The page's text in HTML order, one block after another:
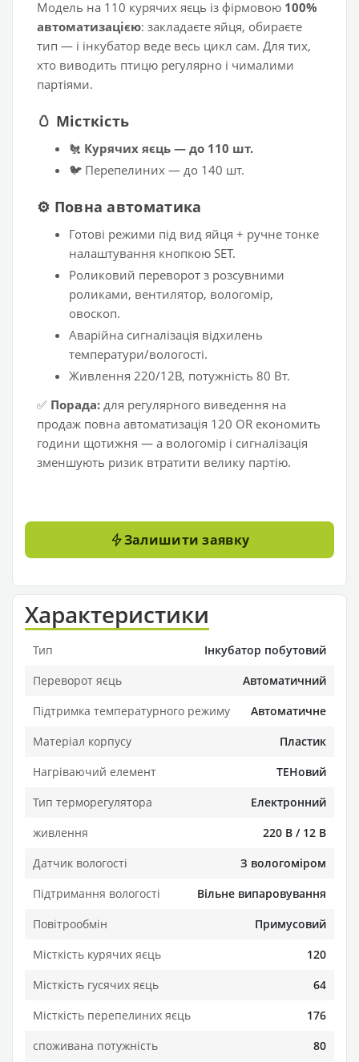
Модель на 110 курячих яєць із фірмовою 100%
автоматизацією: закладаєте яйця, обираєте
тип — і інкубатор веде весь цикл сам. Для тих,
хто виводить птицю регулярно і чималими
партіями.
🥚 Місткість
🐔 Курячих яєць — до 110 шт.
🐦 Перепелиних — до 140 шт.
⚙️ Повна автоматика
Готові режими під вид яйця + ручне тонке
налаштування кнопкою SET.
Роликовий переворот з розсувними
роликами, вентилятор, вологомір,
овоскоп.
Аварійна сигналізація відхилень
температури/вологості.
Живлення 220/12В, потужність 80 Вт.
✅ Порада: для регулярного виведення на
продаж повна автоматизація 120 OR економить
години щотижня — а вологомір і сигналізація
зменшують ризик втратити велику партію.
Залишити заявку
Характеристики
Тип
Інкубатор побутовий
Переворот яєць
Автоматичний
Підтримка температурного режиму
Автоматичне
Матеріал корпусу
Пластик
Нагріваючий елемент
ТЕНовий
Тип терморегулятора
Електронний
живлення
220 В / 12 В
Датчик вологості
З вологоміром
Підтримання вологості
Вільне випаровування
Повітрообмін
Примусовий
Місткість курячих яєць
120
Місткість гусячих яєць
64
Місткість перепелиних яєць
176
споживана потужність
80